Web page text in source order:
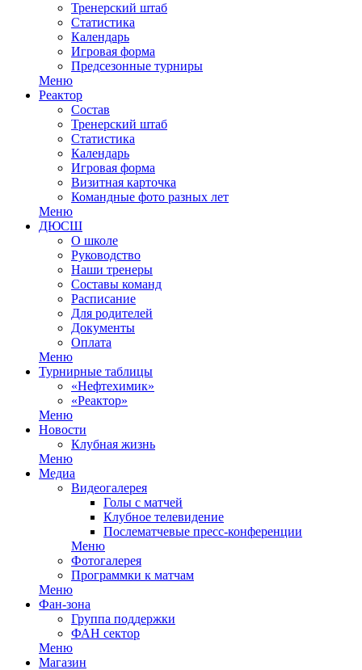
Тренерский штаб
Статистика
Календарь
Игровая форма
Предсезонные турниры
Меню
Реактор
Состав
Тренерский штаб
Статистика
Календарь
Игровая форма
Визитная карточка
Командные фото разных лет
Меню
ДЮСШ
О школе
Руководство
Наши тренеры
Составы команд
Расписание
Для родителей
Документы
Оплата
Меню
Турнирные таблицы
«Нефтехимик»
«Реактор»
Меню
Новости
Клубная жизнь
Меню
Медиа
Видеогалерея
Голы с матчей
Клубное телевидение
Послематчевые пресс-конференции
Меню
Фотогалерея
Программки к матчам
Меню
Фан-зона
Группа поддержки
ФАН сектор
Меню
Магазин